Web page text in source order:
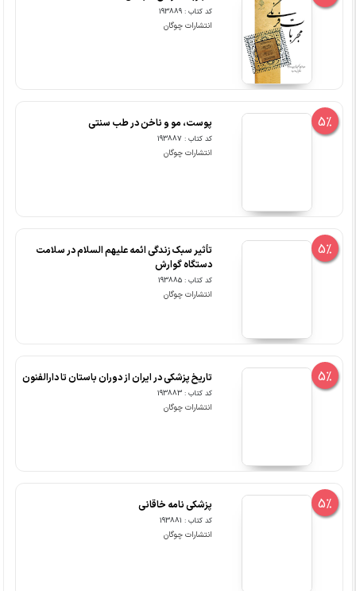
کد کتاب : 193889
انتشارات چوگان
5% پوست، مو و ناخن در طب سنتی
کد کتاب : 193887
انتشارات چوگان
5%
تأثیر سبک زندگی ائمه علیهم السلام در سلامت
دستگاه گوارش
کد کتاب : 193885
انتشارات چوگان
5% تاریخ پزشکی در ایران از دوران باستان تا دارالفنون
کد کتاب : 193883
انتشارات چوگان
5% پزشکی نامه خاقانی
کد کتاب : 193881
انتشارات چوگان